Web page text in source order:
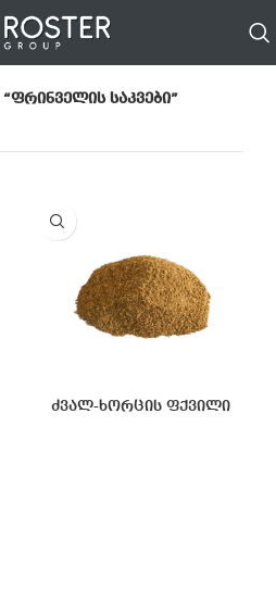
“ფრინველის საკვები”
ძვალ-ხორცის ფქვილი